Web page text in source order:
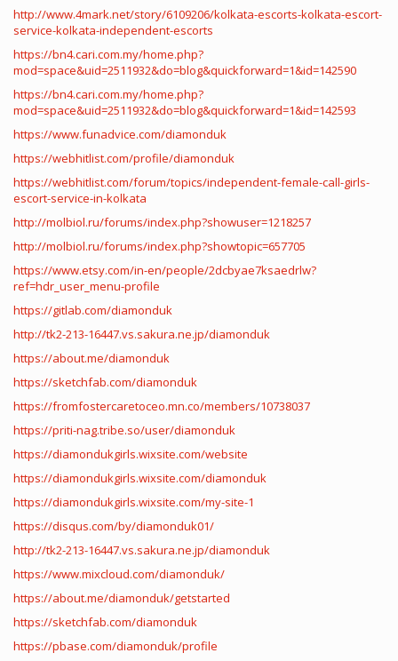
http://www.4mark.net/story/6109206/kolkata-escorts-kolkata-escort-
service-kolkata-independent-escorts
https://bn4.cari.com.my/home.php?
mod=space&uid=2511932&do=blog&quickforward=1&id=142590
https://bn4.cari.com.my/home.php?
mod=space&uid=2511932&do=blog&quickforward=1&id=142593
https://www.funadvice.com/diamonduk
https://webhitlist.com/profile/diamonduk
https://webhitlist.com/forum/topics/independent-female-call-girls-
escort-service-in-kolkata
http://molbiol.ru/forums/index.php?showuser=1218257
http://molbiol.ru/forums/index.php?showtopic=657705
https://www.etsy.com/in-en/people/2dcbyae7ksaedrlw?
ref=hdr_user_menu-profile
https://gitlab.com/diamonduk
http://tk2-213-16447.vs.sakura.ne.jp/diamonduk
https://about.me/diamonduk
https://sketchfab.com/diamonduk
https://fromfostercaretoceo.mn.co/members/10738037
https://priti-nag.tribe.so/user/diamonduk
https://diamondukgirls.wixsite.com/website
https://diamondukgirls.wixsite.com/diamonduk
https://diamondukgirls.wixsite.com/my-site-1
https://disqus.com/by/diamonduk01/
http://tk2-213-16447.vs.sakura.ne.jp/diamonduk
https://www.mixcloud.com/diamonduk/
https://about.me/diamonduk/getstarted
https://sketchfab.com/diamonduk
https://pbase.com/diamonduk/profile